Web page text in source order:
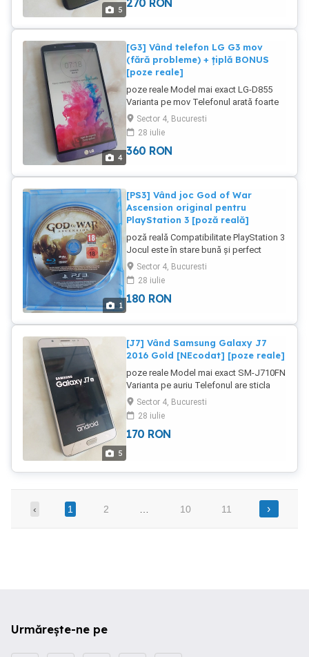
5
puțin burn în colțul dreapta-jos Rulează
este setat în limba română În cască se
aude tare și clar Bateria ține f bine
Cititorul de amprente este funcțional
Este un telefon foarte fiabil
270 RON
4
[G3] Vând telefon LG G3 mov
(fără probleme) + țiplă BONUS
[poze reale]
poze reale Model mai exact LG-D855
Varianta pe mov Telefonul arată foarte
bine, are folie de protecție aplicată încă
din prima zi Funcționează perfect Este
liber de rețea Rulează Android și se
mișcă excelent Meniul este în limba
Bateria este cea originală și ține f bine
Este un telefon fiabil de care te poți
folosi Acest anunț se adresează
colecționarilor dar nu numai
Sector 4, Bucuresti
28 iulie
360 RON
1
[PS3] Vând joc God of War
Ascension original pentru
PlayStation 3 [poză reală]
poză reală Compatibilitate PlayStation 3
Jocul este în stare bună și perfect
funcțional Super grafică Vine în carcasă
Sector 4, Bucuresti
28 iulie
180 RON
5
[J7] Vând Samsung Galaxy J7
2016 Gold [NEcodat] [poze reale]
poze reale Model mai exact SM-J710FN
Varianta pe auriu Telefonul are sticla
ecranului puțin fisurată (touch și display
nu sunt afectate) Este liber de rețea
Butonul de aprindere și cel de volum +
nu funcționează dar telefonul se
Rulează Android și se mișcă excelent
bine Este un telefon de care să te
Sector 4, Bucuresti
28 iulie
170 RON
‹ 1 2 10 11 ›
Urmărește-ne pe